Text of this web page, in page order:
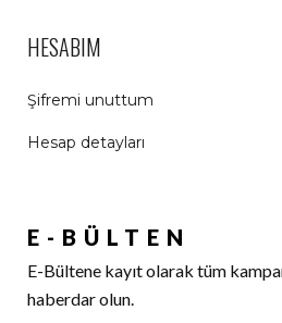
HESABIM
Şifremi unuttum
Hesap detayları
E-BÜLTEN
E-Bültene kayıt olarak tüm
haberdar olun.